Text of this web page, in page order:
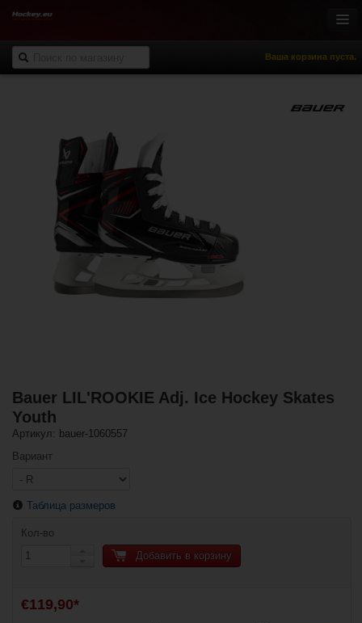
Ваша корзина пуста.
Роллер-хоккей
Спортивная одежда
Спорт и отдых
НХЛ Фан-зона
% Распродажа
Bauer LIL'ROOKIE Adj. Ice Hockey Skates
Youth
Артикул: bauer-1060557
Вариант
Таблица размеров
Кол-во
Добавить в корзину
€119,90*